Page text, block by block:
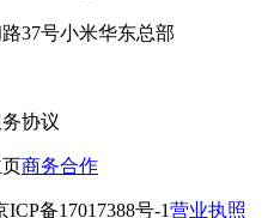
37号小米华东总部
协议
商务合作
ICP备17017388号-1营业执照